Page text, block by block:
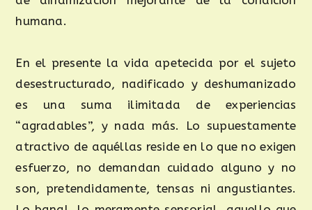
humana.
En el presente la vida apetecida por el sujeto
desestructurado, nadificado y deshumanizado
es una suma ilimitada de experiencias
“agradables”, y nada más. Lo supuestamente
atractivo de aquéllas reside en lo que no exigen
esfuerzo, no demandan cuidado alguno y no
son, pretendidamente, tensas ni angustiantes.